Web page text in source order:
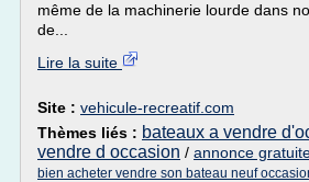
même de la machinerie lourde dans
de...
Lire la suite
Site : vehicule-recreatif.com
Thèmes liés : bateaux a vendre
vendre d occasion / annonce
bien acheter vendre son bateau neuf